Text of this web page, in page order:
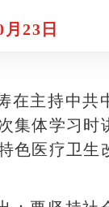
23日
在主持中共
集体学习时
色医疗卫生